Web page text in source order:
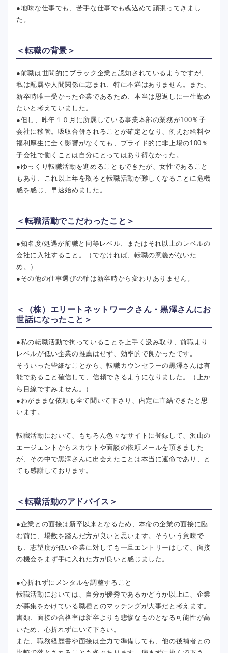
●地味な仕事でも、苦手な仕事でも魂込めて頑張ってきまし
た。
＜転職の背景＞
●前職は世間的にブラック企業と認知されているようですが、
私は配属や人間関係に恵まれ、特に不満はありません。また、
新卒時唯一受かった企業であるため、本当は恩返しに一生勤め
たいと考えていました。
●但し、昨年１０月に所属している事業本部の業務が100％子
会社に移管。吸収合併されることが確定となり、例えお給料や
福利厚生に全く影響がなくても、プライド的に非上場の100％
子会社で働くことは自分にとってはあり得なかった。
●ゆっくり転職活動を進めることもできたが、女性であること
もあり、これ以上年を取ると転職活動が難しくなることに危機
感を感じ、早速始めました。
＜転職活動でこだわったこと＞
●知名度/処遇が前職と同等レベル、またはそれ以上のレベルの
会社に入社すること。（でなければ、転職の意義がないた
め。）
●その他の仕事選びの軸は新卒時から変わりありません。
＜（株）エリートネットワークさん・黒澤さんにお
世話になったこと＞
●私の転職活動で拘っていることを上手く汲み取り、前職より
レベルが低い企業の推薦はせず、効率的で良かったです。
そういった些細なことから、転職カウンセラーの黒澤さんは有
能であること確信して、信頼できるようになりました。（上か
ら目線ですみません。）
●わがままな依頼も全て聞いて下さり、内定に直結できたと思
います。
転職活動において、もちろん色々なサイトに登録して、沢山の
エージェントからスカウトや面談の依頼メールを頂きました
が、その中で黒澤さんに出会えたことは本当に運命であり、と
ても感謝しております。
＜転職活動のアドバイス＞
●企業との面接は新卒以来となるため、本命の企業の面接に臨
む前に、場数を踏んだ方が良いと思います。そういう意味で
も、志望度が低い企業に対しても一旦エントリーはして、面接
の機会をまず手に入れた方が良いと感じました。
●心折れずにメンタルを調整すること
転職活動においては、自分が優秀であるかどうか以上に、企業
が募集をかけている職種とのマッチングが大事だと考えます。
書類、面接の合格率は新卒よりも悲惨なものとなる可能性が高
いため、心折れずにいて下さい。
また、職務経歴書や面接は全力で準備しても、他の後補者との